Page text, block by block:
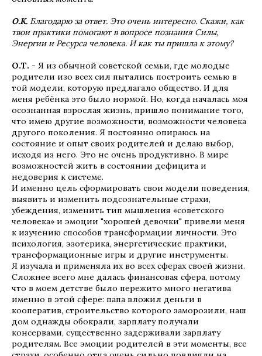
О.К. Благодарю за ответ. Это очень интересно. Скажи, как
твои практики помогают в вопросе познания Силы,
Энергии и Ресурса человека. И как ты пришла к этому?
О.Т. - Я из обычной советской семьи, где молодые
родители изо всех сил пытались построить семью в
той модели, которую предлагало общество. И для
меня ребёнка это было нормой. Но, когда началась моя
осознанная взрослая жизнь, пришло понимание того,
что имею другие возможности, возможности человека
другого поколения. Я постоянно опираюсь на
состояние и опыт своих родителей и делаю выбор,
исходя из него. Это не очень продуктивно. В мире
возможностей жить в состоянии дефицита и
недоверия к системе.
И именно цель сформировать свои модели поведения,
выявить и изменить подсознательные страхи,
убеждения, изменить тип мышления «советского
человека» и эмоции "хорошей девочки" привели меня
к изучению способов трансформации личности. Это
психология, эзотерика, энергетические практики,
трансформационные игры и другие инструменты.
Я изучала и применяла их во всех сферах своей жизни.
Сложнее всего мне далась финансовая сфера, потому
что в моем детстве было пережито много негатива
именно в этой сфере: папа вложил деньги в
кооператив, строительство которого заморозили, наш
дом однажды обокрали, зарплату получали
консервами, существенно задерживали зарплату
родителям. Все эмоции родителей в эти моменты, все